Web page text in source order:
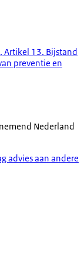
13. Bijstand
preventie en
Nederland
advies aan andere